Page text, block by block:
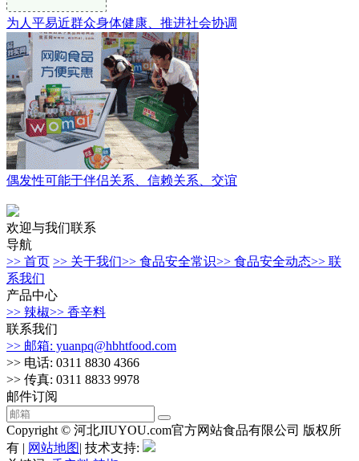
为人平易近群众身体健康、推进社会协调
偶发性可能于伴侣关系、信赖关系、交谊
欢迎与我们联系
导航
>> 首页 >> 关于我们>> 食品安全常识>> 食品安全动态>> 联
系我们
产品中心
>> 辣椒>> 香辛料
联系我们
>> 邮箱: yuanpq@hbhtfood.com
>> 电话: 0311 8830 4366
>> 传真: 0311 8833 9978
邮件订阅
Copyright © 河北JIUYOU.com官方网站食品有限公司 版权所
有 | 网站地图| 技术支持: